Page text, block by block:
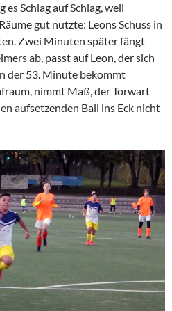
Schlag auf Schlag, weil
gut nutzte: Leons Schuss in
Zwei Minuten später fängt
ab, passt auf Leon, der sich
der 53. Minute bekommt
nimmt Maß, der Torwart
aufsetzenden Ball ins Eck nicht